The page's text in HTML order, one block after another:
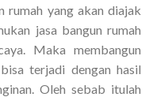
rumah yang akan diajak
jasa bangun rumah
Maka membangun
terjadi dengan hasil
Oleh sebab itulah